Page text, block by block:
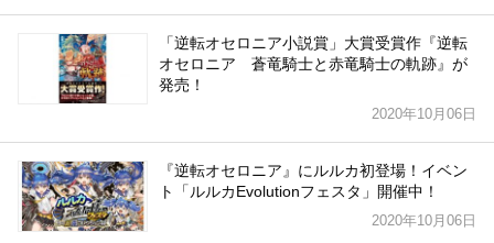
「逆転オセロニア小説賞」大賞受賞作『逆転
オセロニア 蒼竜騎士と赤竜騎士の軌跡』が
発売！
2020年10月06日
『逆転オセロニア』にルルカ初登場！イベン
ト「ルルカEvolutionフェスタ」開催中！
2020年10月06日